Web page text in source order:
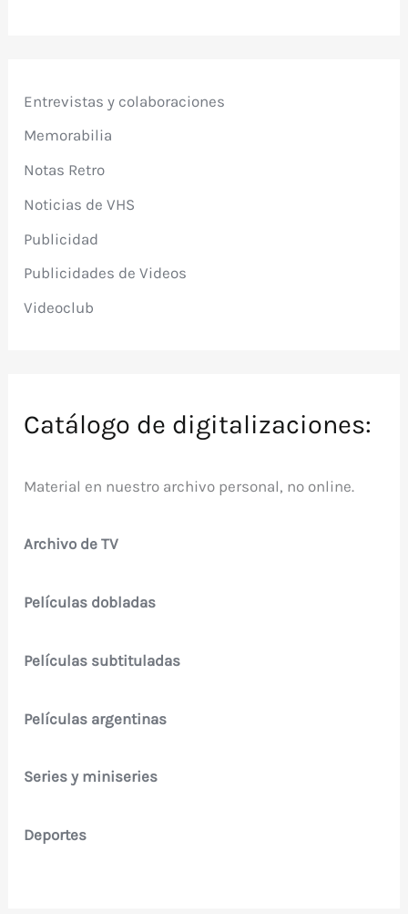
Entrevistas y colaboraciones
Memorabilia
Notas Retro
Noticias de VHS
Publicidad
Publicidades de Videos
Videoclub
Catálogo de digitalizaciones:
Material en nuestro archivo personal, no online.
Archivo de TV
Películas dobladas
Películas subtituladas
Películas argentinas
Series y miniseries
Deportes